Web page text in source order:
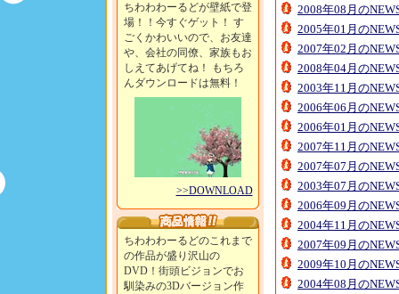
ちわわわーるどが壁紙で登
場！！今すぐゲット！ す
ごくかわいいので、お友達
や、会社の同僚、家族もお
しえてあげてね！ もちろ
んダウンロードは無料！
>>DOWNLOAD
ちわわわーるどのこれまで
の作品が盛り沢山の
DVD！街頭ビジョンでお
馴染みの3Dバージョン作
2008年08月の
2005年01月の
2007年02月の
2008年04月の
2003年11月の
2006年06月の
2006年01月の
2007年11月の
2007年07月の
2003年07月の
2006年09月の
2004年11月の
2007年09月の
2009年10月の
2004年08月の